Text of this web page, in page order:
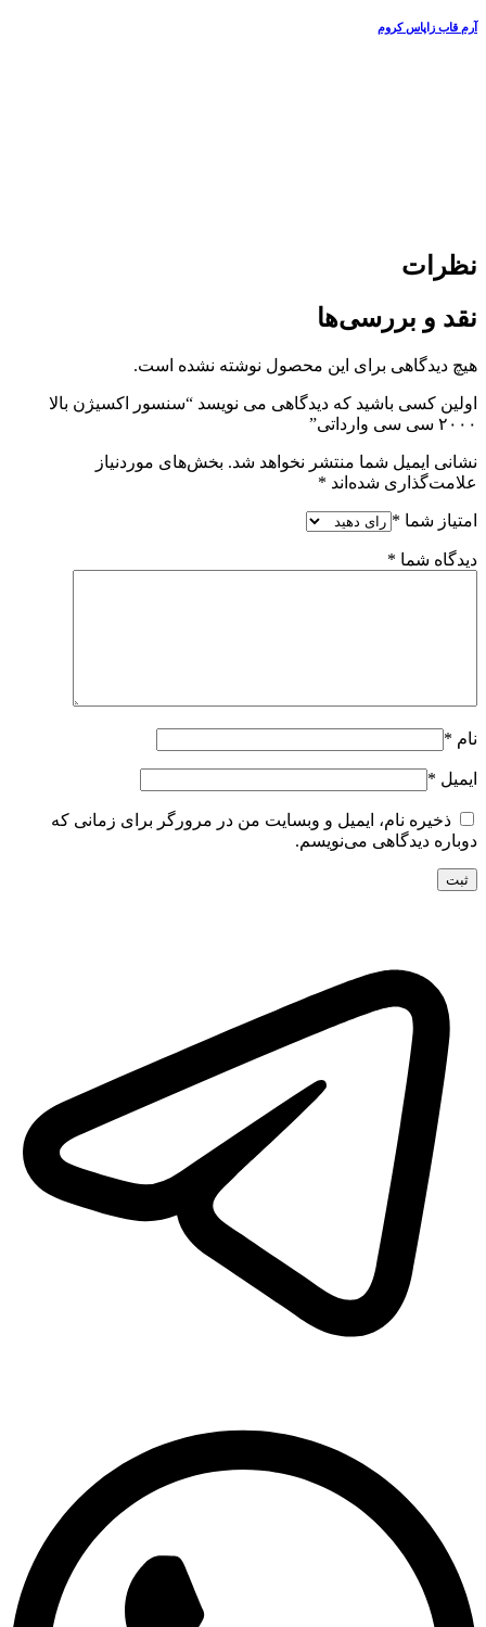
آرم قاب زاپاس کروم
نظرات
نقد و بررسی‌ها
هیچ دیدگاهی برای این محصول نوشته نشده است.
اولین کسی باشید که دیدگاهی می نویسد “سنسور اکسیژن بالا
۲۰۰۰ سی سی وارداتی”
نشانی ایمیل شما منتشر نخواهد شد. بخش‌های موردنیاز
علامت‌گذاری شده‌اند *
امتیاز شما *
دیدگاه شما *
نام *
ایمیل *
ذخیره نام، ایمیل و وبسایت من در مرورگر برای زمانی که
دوباره دیدگاهی می‌نویسم.